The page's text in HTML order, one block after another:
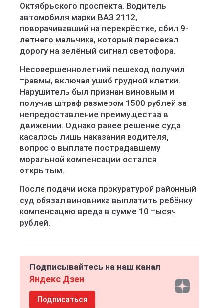
Октябрьского проспекта. Водитель
автомобиля марки ВАЗ 2112,
поворачивавший на перекрёстке, сбил 9-
летнего мальчика, который пересекал
дорогу на зелёный сигнал светофора.
Несовершеннолетний пешеход получил
травмы, включая ушиб грудной клетки.
Нарушитель был признан виновным и
получив штраф размером 1500 рублей за
непредоставление преимущества в
движении. Однако ранее решение суда
касалось лишь наказания водителя,
вопрос о выплате пострадавшему
моральной компенсации остался
открытым.
После подачи иска прокуратурой районный
суд обязал виновника выплатить ребёнку
компенсацию вреда в сумме 10 тысяч
рублей.
Подписывайтесь на наш канал
Яндекс Дзен
Подписаться